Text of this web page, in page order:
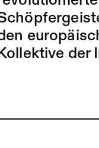
Kollektive der